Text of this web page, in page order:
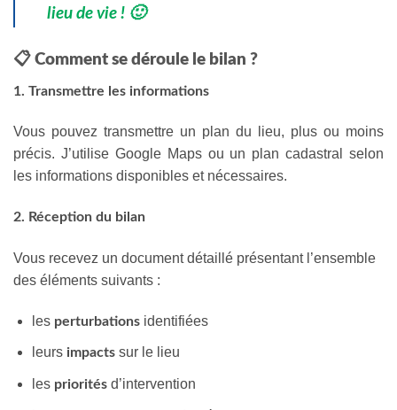
lieu de vie ! 🙂
📋 Comment se déroule le bilan ?
1. Transmettre les informations
Vous pouvez transmettre un plan du lieu, plus ou moins
précis. J’utilise Google Maps ou un plan cadastral selon
les informations disponibles et nécessaires.
2. Réception du bilan
Vous recevez un document détaillé présentant l’ensemble
des éléments suivants :
les perturbationsidentifiées
leurs impactssur le lieu
les prioritésd’intervention